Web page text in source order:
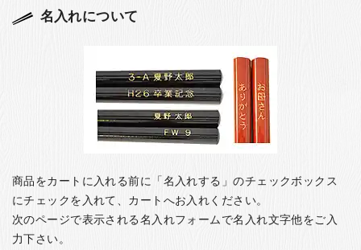
名入れについて
商品をカートに入れる前に「名入れする」のチェックボックス
にチェックを入れて、カートへお入れください。
次のページで表示される名入れフォームで名入れ文字他をご入
力下さい。